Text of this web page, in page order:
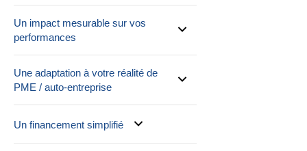
Un impact mesurable sur vos
performances
Une adaptation à votre réalité de
PME / auto-entreprise
Un financement simplifié